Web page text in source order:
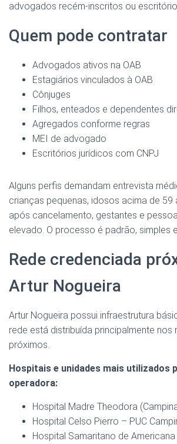
advogados recém-inscritos ou
Quem pode contratar
Advogados ativos na OAB
Estagiários vinculados à OAB
Cônjuges
Filhos, enteados e dependentes
Agregados conforme regras
MEI de advogado
Escritórios jurídicos com CNPJ
Alguns perfis demandam entrevista
crianças pequenas, idosos acima de 59
após cancelamento, gestantes e
elevado. O processo é padrão, simples
Rede credenciada
Artur Nogueira
Artur Nogueira possui infraestrutura
rede está distribuída principalmente nos
próximos.
Hospitais e unidades mais utilizados
operadora:
Hospital Madre Theodora
Hospital Celso Pierro – PUC
Hospital Samaritano de Americana